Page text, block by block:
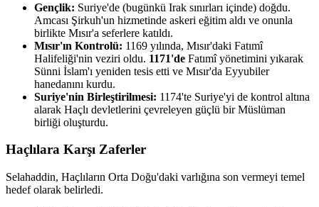
Gençlik: Suriye'de (bugünkü Irak sınırları içinde) doğdu.
Amcası Şirkuh'un hizmetinde askeri eğitim aldı ve onunla
birlikte Mısır'a seferlere katıldı.
Mısır'ın Kontrolü: 1169 yılında, Mısır'daki Fatımî
Halifeliği'nin veziri oldu. 1171'de Fatımî yönetimini yıkarak
Sünni İslam'ı yeniden tesis etti ve Mısır'da Eyyubiler
hanedanını kurdu.
Suriye'nin Birleştirilmesi: 1174'te Suriye'yi de kontrol altına
alarak Haçlı devletlerini çevreleyen güçlü bir Müslüman
birliği oluşturdu.
Haçlılara Karşı Zaferler
Selahaddin, Haçlıların Orta Doğu'daki varlığına son vermeyi temel
hedef olarak belirledi.